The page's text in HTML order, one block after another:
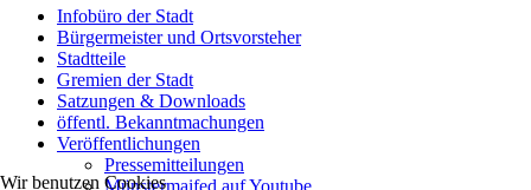
Infobüro der Stadt
Bürgermeister und Ortsvorsteher
Stadtteile
Gremien der Stadt
Satzungen & Downloads
öffentl. Bekanntmachungen
Veröffentlichungen
Pressemitteilungen
Wir benutzen Cookies